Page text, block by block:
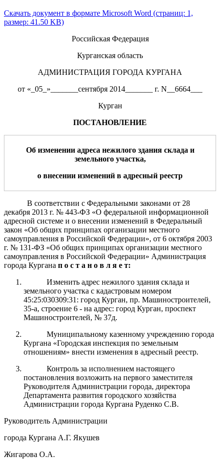
Скачать документ в формате Microsoft Word (страниц: 1,
размер: 41.50 KB)
Российская Федерация
Курганская область
АДМИНИСТРАЦИЯ ГОРОДА КУРГАНА
от «_05_»_______сентября 2014_______ г. N__6664___
Курган
ПОСТАНОВЛЕНИЕ
Об измененииадреса нежилогоздания склада и
земельногоучастка,
о внесении изменений в адресный реестр
В соответствии с Федеральными законами от 28
декабря 2013 г. № 443-ФЗ «О федеральной информационной
адресной системе и о внесении изменений в Федеральный
закон «Об общих принципах организации местного
самоуправления в Российской Федерации», от 6 октября 2003
г. № 131-ФЗ «Об общих принципах организации местного
самоуправления в Российской Федерации» Администрация
города Кургана п о с т а н о в л я е т:
Изменить адрес нежилого здания склада и
земельного участка с кадастровым номером
45:25:030309:31: город Курган, пр. Машиностроителей,
35-а, строение 6 - на адрес: город Курган, проспект
Машиностроителей, № 37д.
Муниципальному казенному учреждению города
Кургана «Городская инспекция по земельным
отношениям» внести изменения в адресный реестр.
Контроль за исполнением настоящего
постановления возложить на первого заместителя
Руководителя Администрации города, директора
Департамента развития городского хозяйства
Администрации города Кургана Руденко С.В.
Руководитель Администрации
города Кургана А.Г. Якушев
Жигарова О.А.